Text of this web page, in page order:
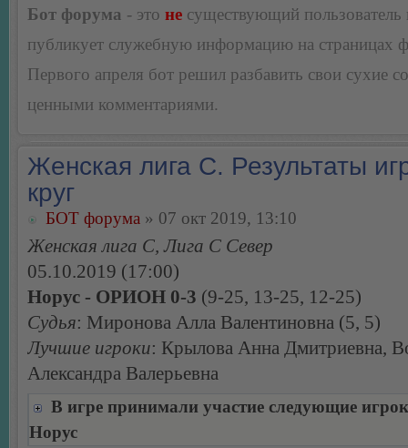
Бот форума - это не существующий пользователь
публикует служебную информацию на страницах
Первого апреля бот решил разбавить свои сухие
ценными комментариями.
Женская лига С. Результаты
круг
БОТ форума » 07 окт 2019, 13:10
Женская лига С, Лига С Север
05.10.2019 (17:00)
Норус - ОРИОН 0-3 (9-25, 13-25, 12-25)
Судья: Миронова Алла Валентиновна (5, 5)
Лучшие игроки: Крылова Анна Дмитриевна,
Александра Валерьевна
В игре принимали участие следующие
Норус